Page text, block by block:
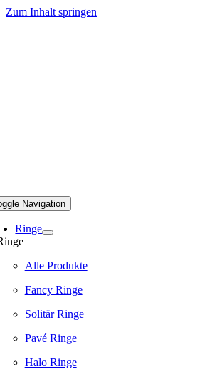
Zum Inhalt springen
Navigation
Ringe
Alle Produkte
Fancy Ringe
Solitär Ringe
Pavé Ringe
Halo Ringe